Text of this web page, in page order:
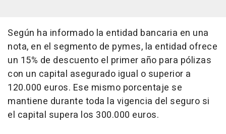
Según ha informado la entidad bancaria en una
nota, en el segmento de pymes, la entidad ofrece
un 15% de descuento el primer año para pólizas
con un capital asegurado igual o superior a
120.000 euros. Ese mismo porcentaje se
mantiene durante toda la vigencia del seguro si
el capital supera los 300.000 euros.